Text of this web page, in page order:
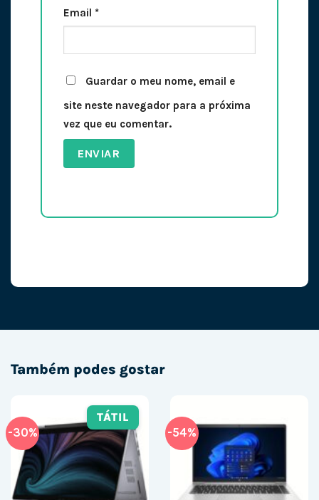
Email *
Guardar o meu nome, email e
site neste navegador para a próxima
vez que eu comentar.
Também podes gostar
-30%
TÁTIL
-54%